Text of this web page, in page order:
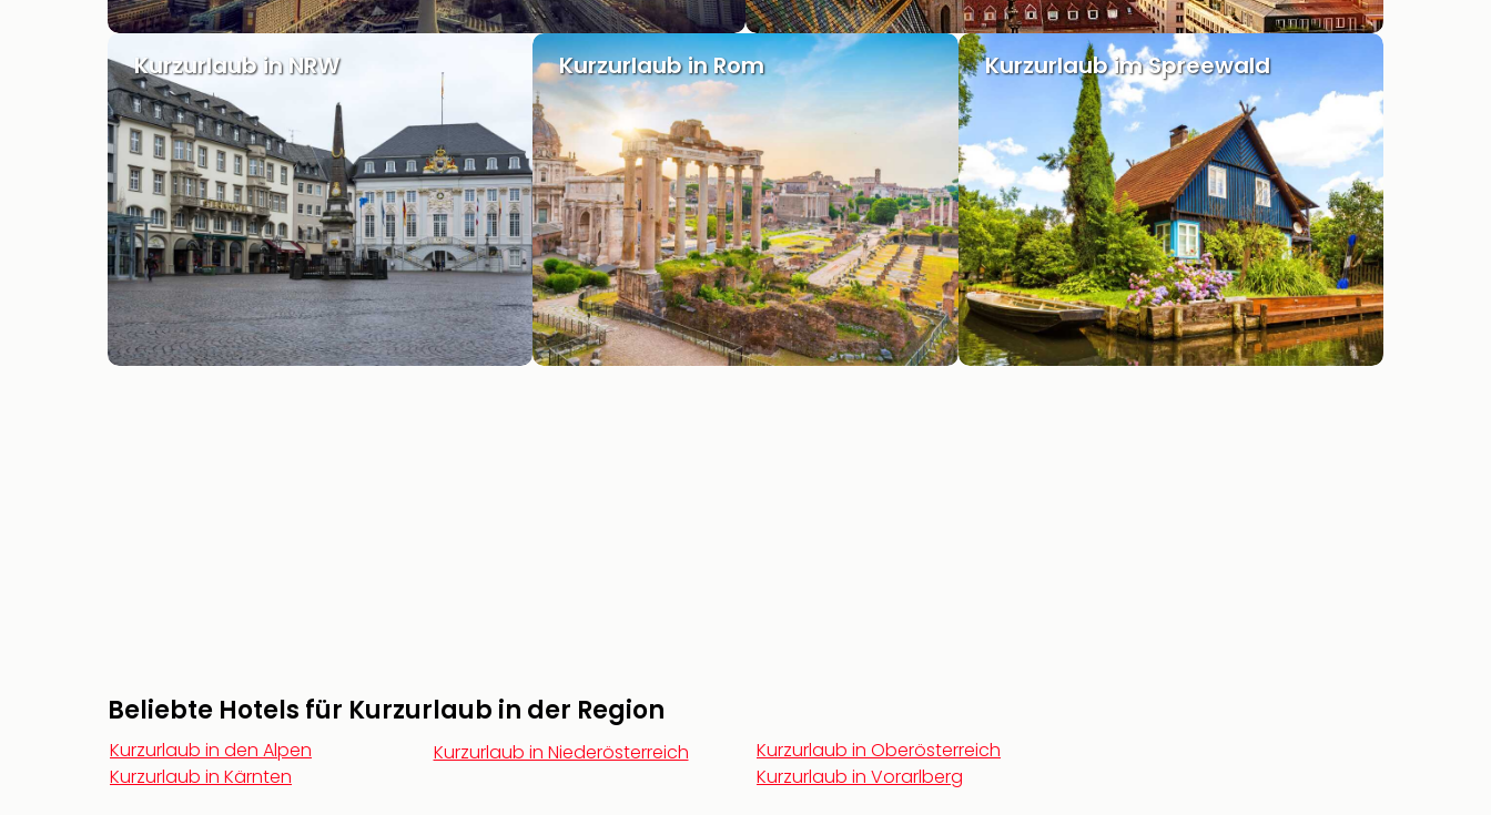
Kurzurlaub in NRW Kurzurlaub in Rom Kurzurlaub im Spreewald
Beliebte Hotels für Kurzurlaub in der Region
Kurzurlaub in den Alpen
Kurzurlaub in Kärnten
Kurzurlaub in Niederösterreich
Kurzurlaub in Oberösterreich
Kurzurlaub in Vorarlberg